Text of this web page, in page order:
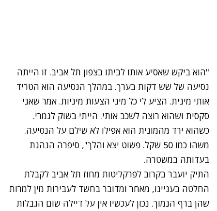
"הוא ביקש שאסיע אותו לביתו בצפון תל אביב. זו הייתה
נסיעה של שש דקות בערך. במהלך הנסיעה הוא הטריד
אותי מינית. הציע לי כל מיני הצעות מיניות. אמר שאני
סקסית ושהוא רוצה לשכב אותי. הייתי בשוק לגמרי.
כשהוא ירד מהמונית הוא אפילו לא שילם על הנסיעה.
משהו כמו 50 שקל. פשוט יצא והלך", סיפרה הנהגת
בעדותה במשטרה.
התיק יועבר בקרוב לפרקליטות מחוז תל אביב לקבלת
החלטה בעניינו, מאחר ומדובר בחשד לעבירות מין למרות
שהן ברף הנמוך. נכון לעכשיו אין על דיילה שום הגבלות